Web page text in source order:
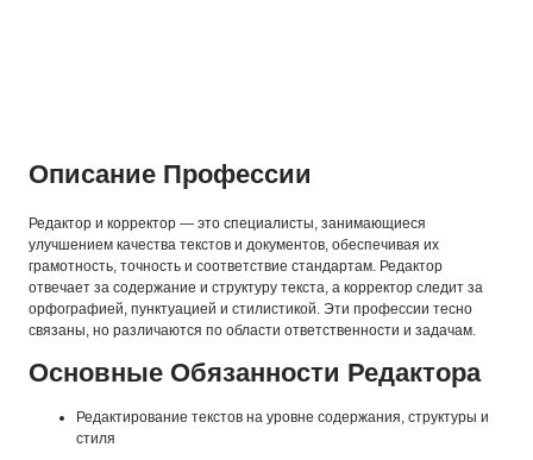
Описание Профессии
Редактор и корректор — это специалисты, занимающиеся
улучшением качества текстов и документов, обеспечивая их
грамотность, точность и соответствие стандартам. Редактор
отвечает за содержание и структуру текста, а корректор следит за
орфографией, пунктуацией и стилистикой. Эти профессии тесно
связаны, но различаются по области ответственности и задачам.
Основные Обязанности Редактора
Редактирование текстов на уровне содержания, структуры и
стиля